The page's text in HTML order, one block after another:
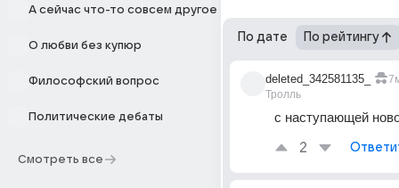
А сейчас что-то совсем другое
О любви без купюр
Философский вопрос
Политические дебаты
Смотреть все
По дате По рейтингу
deleted_342581135_
Тролль
с наступающей
2